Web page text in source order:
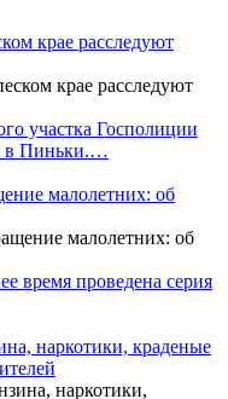
крае расследуют
участка Госполиции
в Пиньки.…
малолетних: об
время проведена серия
наркотики, краденые